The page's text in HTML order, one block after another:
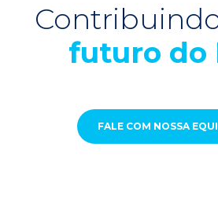
futuro do
FALE COM NOSSA